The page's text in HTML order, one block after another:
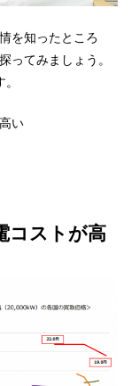
を知ったところ
ってみましょう。
い
コストが高